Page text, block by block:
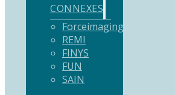
CONNEXES
Forceimaging
REMI
FINYS
FUN
SAIN